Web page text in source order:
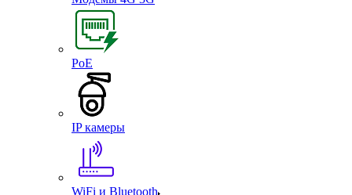
PoE
IP камеры
WiFi и Bluetooth